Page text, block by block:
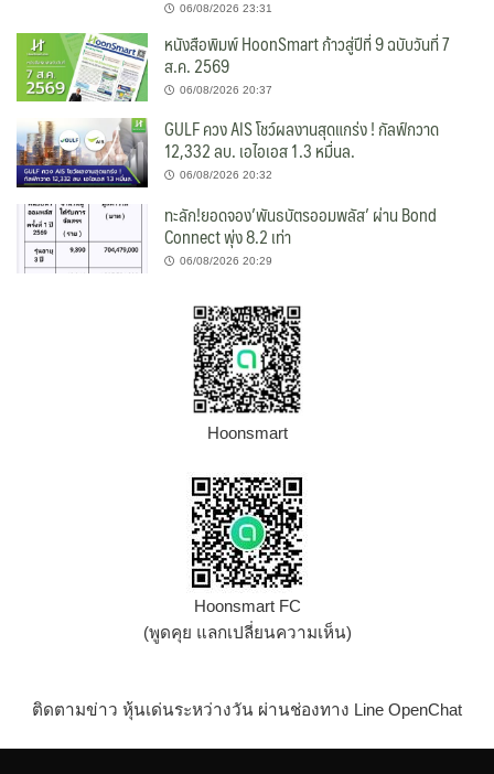
06/08/2026 23:31
หนังสือพิมพ์ HoonSmart ก้าวสู่ปีที่ 9 ฉบับวันที่ 7
ส.ค. 2569
06/08/2026 20:37
GULF ควง AIS โชว์ผลงานสุดแกร่ง ! กัลฟ์กวาด
12,332 ลบ. เอไอเอส 1.3 หมื่นล.
06/08/2026 20:32
ทะลัก!ยอดจอง’พันธบัตรออมพลัส’ ผ่าน Bond
Connect พุ่ง 8.2 เท่า
06/08/2026 20:29
Hoonsmart
Hoonsmart FC
(พูดคุย แลกเปลี่ยนความเห็น)
ติดตามข่าว หุ้นเด่นระหว่างวัน ผ่านช่องทาง Line OpenChat